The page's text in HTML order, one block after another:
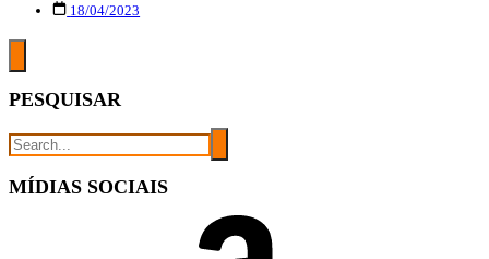
18/04/2023
PESQUISAR
MÍDIAS SOCIAIS